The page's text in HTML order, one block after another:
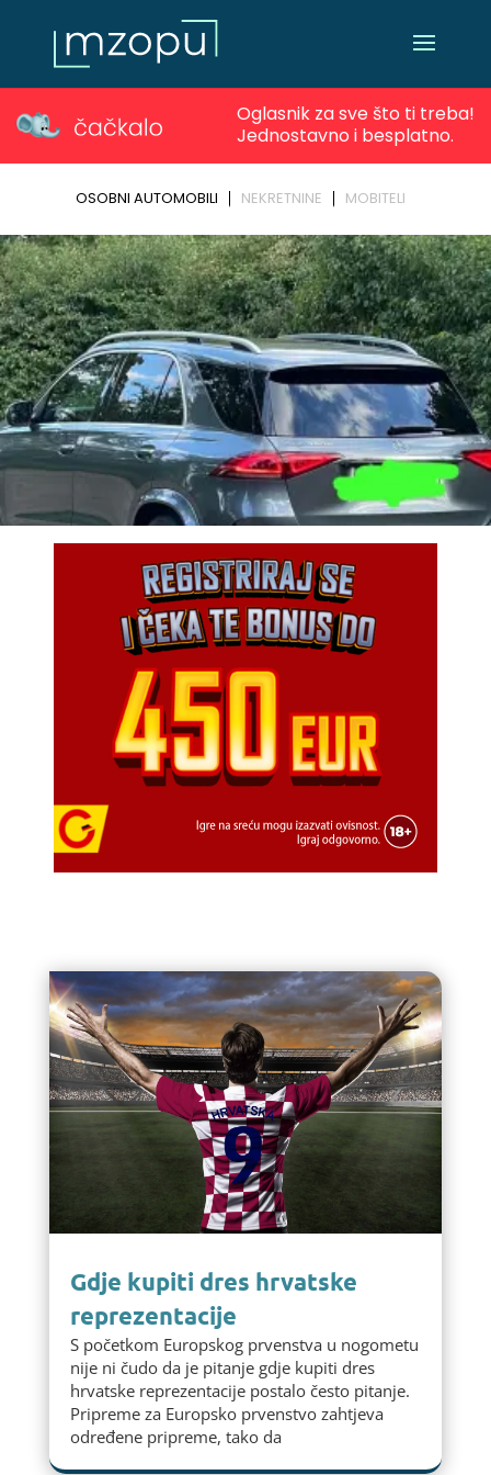
Gdje kupiti dres hrvatske
reprezentacije
S početkom Europskog prvenstva u nogometu
nije ni čudo da je pitanje gdje kupiti dres
hrvatske reprezentacije postalo često pitanje.
Pripreme za Europsko prvenstvo zahtjeva
određene pripreme, tako da